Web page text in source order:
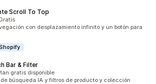
Scroll To Top
total
con desplazamiento infinito y un botón para
Bar & Filter
total
gratis disponible
búsqueda IA y filtros de producto y colección